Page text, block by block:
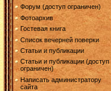
Форум (доступ ограничен)
Фотоархив
Гостевая книга
Список вечерней поверки
Статьи и публикации
Статьи и публикации (доступ
ограничен)
Написать администратору
сайта